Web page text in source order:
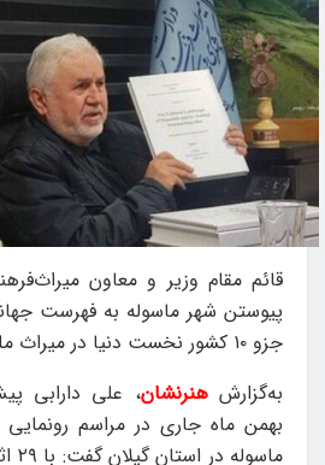
قائم مقام وزیر و معاون
پیوستن شهر ماسوله به فهرست
جزو ۱۰ کشور نخست دنیا در میراث ملموس و طبیعی است.
به‌گزارشهنرنشان
بهمن ماه جاری در مراسم